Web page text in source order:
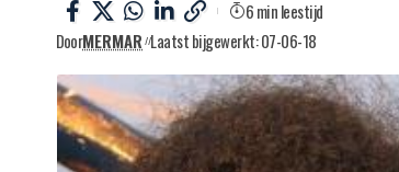
DoorMERMAR Laatst bijgewerkt: 07-06-18
6 min leestijd